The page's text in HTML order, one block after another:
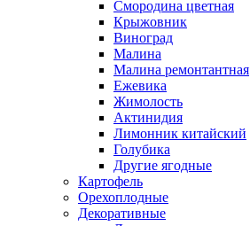
Смородина цветная
Крыжовник
Виноград
Малина
Малина ремонтантная
Ежевика
Жимолость
Актинидия
Лимонник китайский
Голубика
Другие ягодные
Картофель
Орехоплодные
Декоративные